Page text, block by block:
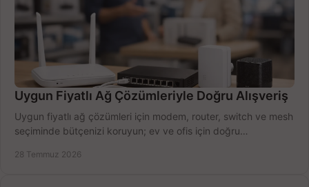
Uygun Fiyatlı Ağ Çözümleriyle Doğru Alışveriş
Uygun fiyatlı ağ çözümleri için modem, router, switch ve mesh
seçiminde bütçenizi koruyun; ev ve ofis için doğru
28 Temmuz 2026